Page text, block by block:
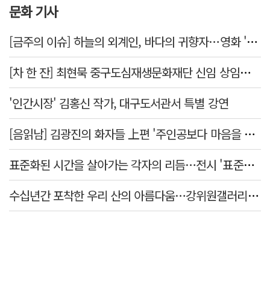
문화 기사
[금주의 이슈] 하늘의 외계인, 바다의 귀향자…영화 '호프'와 '오디세이'
[차 한 잔] 최현묵 중구도심재생문화재단 신임 상임이사 "서문시장·경상감영 등 지역 자원 활용…문화의 일상화"
'인간시장' 김홍신 작가, 대구도서관서 특별 강연
[음읽남] 김광진의 화자들 上편 '주인공보다 마음을 쓴 사람'
표준화된 시간을 살아가는 각자의 리듬…전시 '표준시차'
수십년간 포착한 우리 산의 아름다움…강위원갤러리 '팔공·지리展' 개최